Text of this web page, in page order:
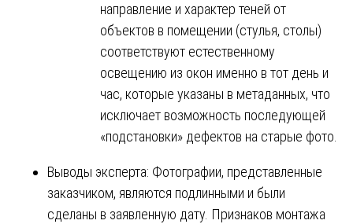
направление и характер теней от
объектов в помещении (стулья, столы)
соответствуют естественному
освещению из окон именно в тот день и
час, которые указаны в метаданных, что
исключает возможность последующей
«подстановки» дефектов на старые фото.
Выводы эксперта: Фотографии, представленные
заказчиком, являются подлинными и были
сделаны в заявленную дату. Признаков монтажа